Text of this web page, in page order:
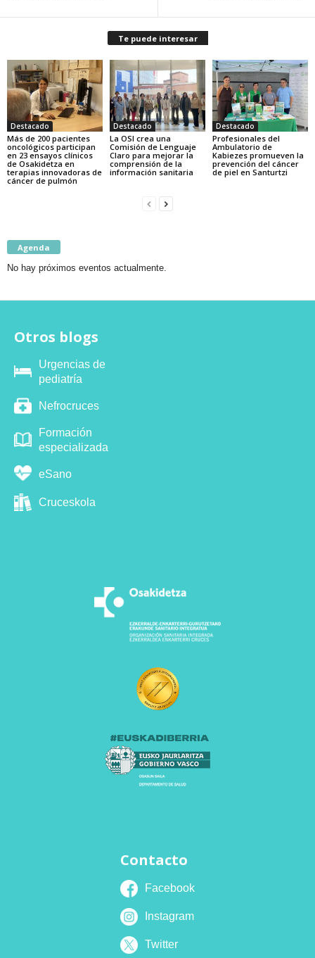
Te puede interesar
Destacado
Más de 200 pacientes
oncológicos participan
en 23 ensayos clínicos
de Osakidetza en
terapias innovadoras de
cáncer de pulmón
Destacado
La OSI crea una
Comisión de Lenguaje
Claro para mejorar la
comprensión de la
información sanitaria
Destacado
Profesionales del
Ambulatorio de
Kabiezes promueven la
prevención del cáncer
de piel en Santurtzi
Agenda
No hay próximos eventos actualmente.
Otros blogs
Urgencias de
pediatría
Nefrocruces
Formación
especializada
eSano
Cruceskola
Contacto
Facebook
Instagram
Twitter